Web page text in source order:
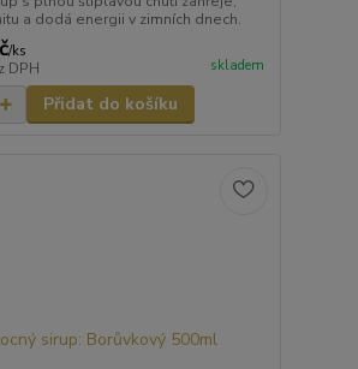
a dodá energii v zimních dnech.
/ks
DPH skladem
Přidat do košíku